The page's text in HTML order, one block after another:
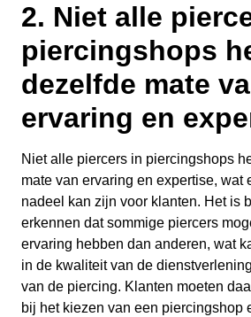
2. Niet alle
piercingshops
dezelfde mate
ervaring en
Niet alle piercers in piercingshops
mate van ervaring en expertise, wat
nadeel kan zijn voor klanten. Het is
erkennen dat sommige piercers
ervaring hebben dan anderen, wat
in de kwaliteit van de
van de piercing. Klanten moeten
bij het kiezen van een piercingshop